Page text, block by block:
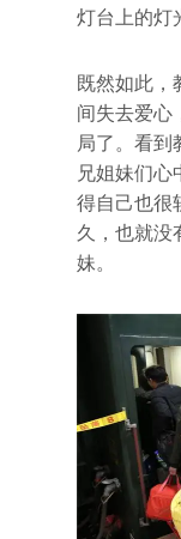
灯台上的灯
既然如此，
间失去爱心
局了。看到
兄姐妹们
得自己也很
久，也就没
妹。